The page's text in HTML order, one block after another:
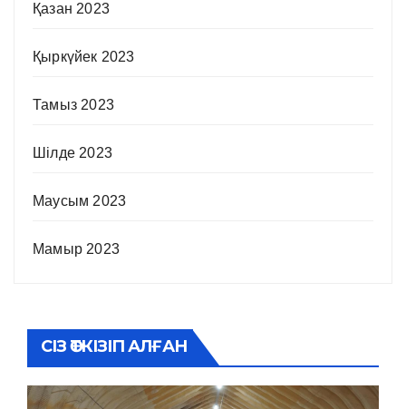
Қазан 2023
Қыркүйек 2023
Тамыз 2023
Шілде 2023
Маусым 2023
Мамыр 2023
СІЗ ӨТКІЗІП АЛҒАН